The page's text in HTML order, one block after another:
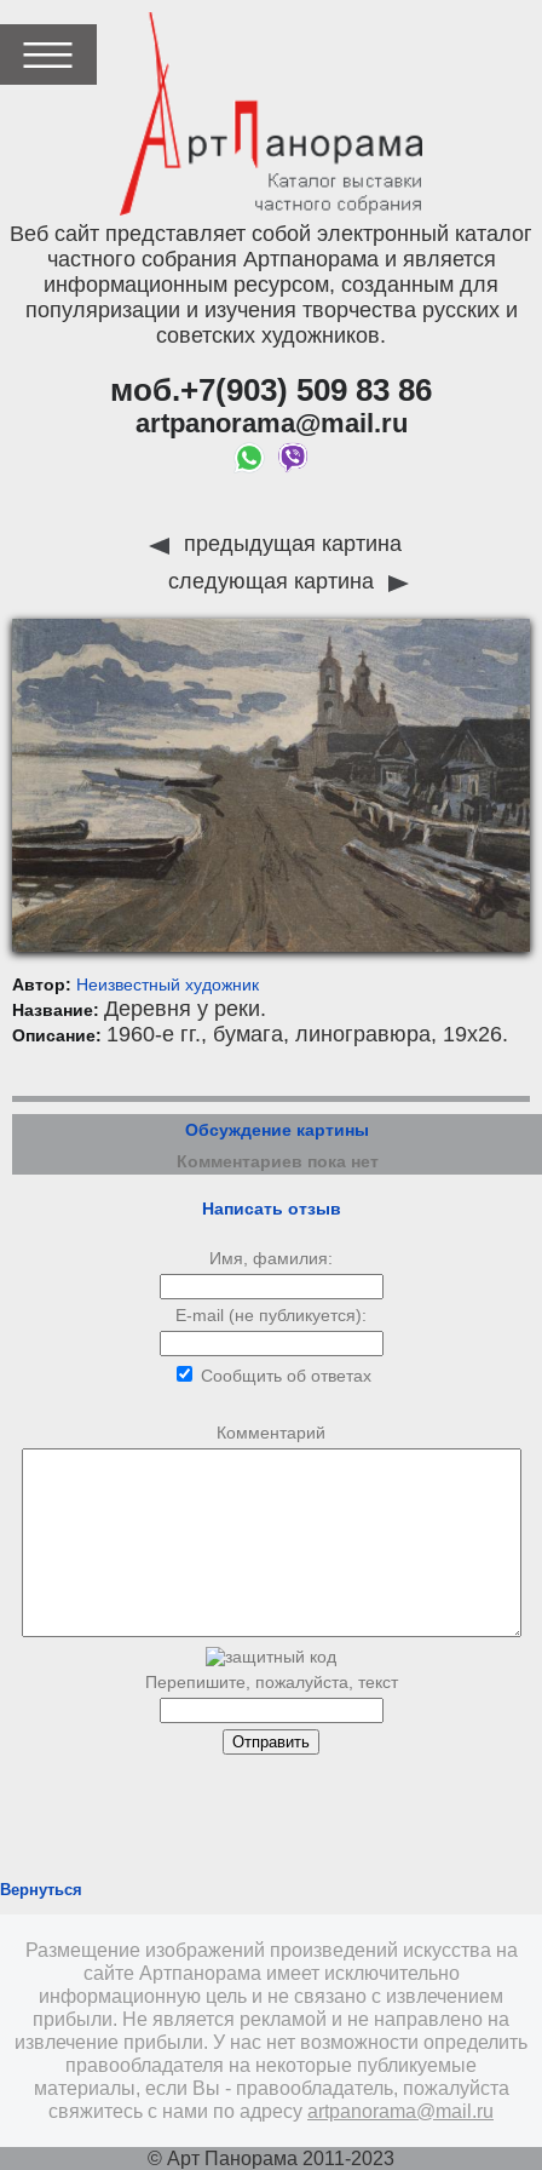
Веб сайт представляет собой электронный каталог
частного собрания Артпанорама и является
информационным ресурсом, созданным для
популяризации и изучения творчества русских и
советских художников.
моб.+7(903) 509 83 86
artpanorama@mail.ru
предыдущая картина
следующая картина
Автор: Неизвестный художник
Название: Деревня у реки.
Описание: 1960-е гг., бумага, линогравюра, 19x26.
Обсуждение картины
Комментариев пока нет
Написать отзыв
Имя, фамилия:
E-mail (не публикуется):
Сообщить об ответах
Комментарий
Перепишите, пожалуйста, текст
Вернуться
Размещение изображений произведений искусства на
сайте Артпанорама имеет исключительно
информационную цель и не связано с извлечением
прибыли. Не является рекламой и не направлено на
извлечение прибыли. У нас нет возможности определить
правообладателя на некоторые публикуемые
материалы, если Вы - правообладатель, пожалуйста
свяжитесь с нами по адресу artpanorama@mail.ru
© Арт Панорама 2011-2023